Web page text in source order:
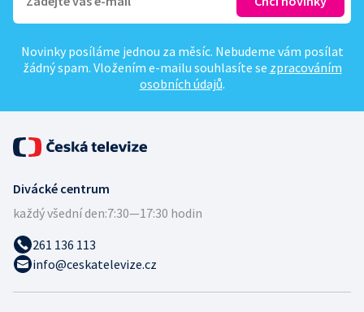
Novinky posíláme jednou za měsíc. Nebudeme vám posílat
žádný spam. Vložením e-mailu souhlasíte se zpracováním
osobních údajů.